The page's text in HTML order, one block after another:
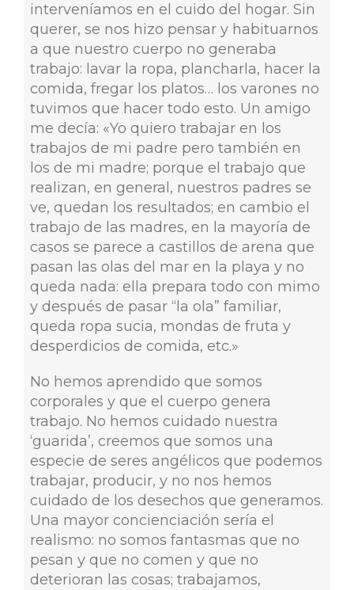
interveníamos en el cuido del hogar. Sin
querer, se nos hizo pensar y habituarnos
a que nuestro cuerpo no generaba
trabajo: lavar la ropa, plancharla, hacer la
comida, fregar los platos… los varones no
tuvimos que hacer todo esto. Un amigo
me decía: «Yo quiero trabajar en los
trabajos de mi padre pero también en
los de mi madre; porque el trabajo que
realizan, en general, nuestros padres se
ve, quedan los resultados; en cambio el
trabajo de las madres, en la mayoría de
casos se parece a castillos de arena que
pasan las olas del mar en la playa y no
queda nada: ella prepara todo con mimo
y después de pasar “la ola” familiar,
queda ropa sucia, mondas de fruta y
desperdicios de comida, etc.»
No hemos aprendido que somos
corporales y que el cuerpo genera
trabajo. No hemos cuidado nuestra
‘guarida’, creemos que somos una
especie de seres angélicos que podemos
trabajar, producir, y no nos hemos
cuidado de los desechos que generamos.
Una mayor concienciación sería el
realismo: no somos fantasmas que no
pesan y que no comen y que no
deterioran las cosas; trabajamos,